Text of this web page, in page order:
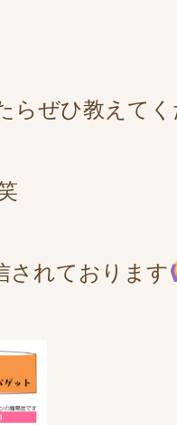
らぜひ教えてく
されております